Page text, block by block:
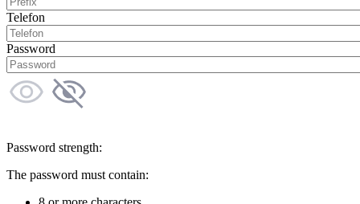
Telefon
Password
Password strength:
The password must contain: